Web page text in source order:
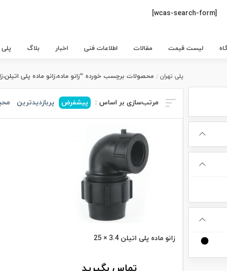
[wcas-search-form]
لیست قیمت مقالات اطلاعات فنی اخبار بلاگ
پلی تهران محصولات برچسب خورده “زانو ماده،زانو ماده پلی
مرتب‌سازی بر اساس : پیشفرض پربازدیدترین
زانو ماده پلی اتیلن 3.4 × 25